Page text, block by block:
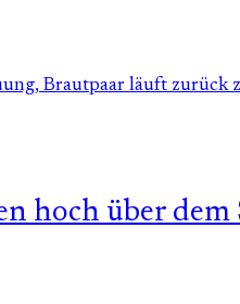
hoch über dem